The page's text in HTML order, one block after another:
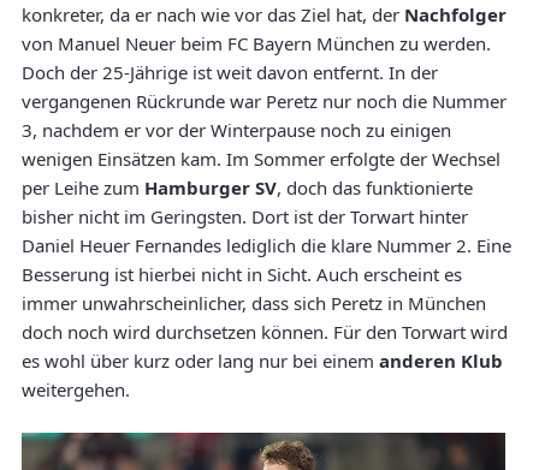
konkreter, da er nach wie vor das Ziel hat, der Nachfolger
von Manuel Neuer beim FC Bayern München zu werden.
Doch der 25-Jährige ist weit davon entfernt. In der
vergangenen Rückrunde war Peretz nur noch die Nummer
3, nachdem er vor der Winterpause noch zu einigen
wenigen Einsätzen kam. Im Sommer erfolgte der Wechsel
per Leihe zum Hamburger SV, doch das funktionierte
bisher nicht im Geringsten. Dort ist der Torwart hinter
Daniel Heuer Fernandes lediglich die klare Nummer 2. Eine
Besserung ist hierbei nicht in Sicht. Auch erscheint es
immer unwahrscheinlicher, dass sich Peretz in München
doch noch wird durchsetzen können. Für den Torwart wird
es wohl über kurz oder lang nur bei einem anderen Klub
weitergehen.